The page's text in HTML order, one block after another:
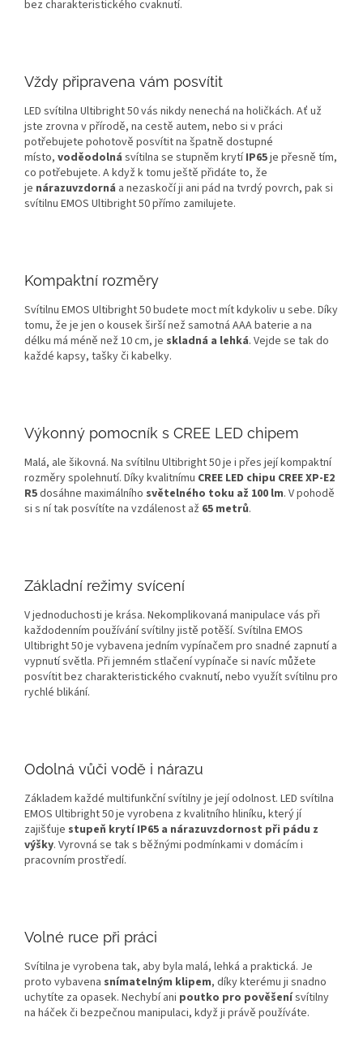
bez charakteristického cvaknutí.
Vždy připravena vám posvítit
LED svítilna Ultibright 50 vás nikdy nenechá na holičkách. Ať už
jste zrovna v přírodě, na cestě autem, nebo si v práci
potřebujete pohotově posvítit na špatně dostupné
místo, voděodolná svítilna se stupněm krytí IP65je přesně tím,
co potřebujete. A když k tomu ještě přidáte to, že
je nárazuvzdorná a nezaskočí ji ani pád na tvrdý povrch, pak si
svítilnu EMOS Ultibright 50 přímo zamilujete.
Kompaktní rozměry
Svítilnu EMOS Ultibright 50 budete moct mít kdykoliv u sebe. Díky
tomu, že je jen o kousek širší než samotná AAA baterie a na
délku má méně než 10 cm, je skladná a lehká. Vejde se tak do
každé kapsy, tašky či kabelky.
Výkonný pomocník s CREE LED chipem
Malá, ale šikovná. Na svítilnu Ultibright 50 je i přes její kompaktní
rozměry spolehnutí. Díky kvalitnímu CREE LED chipu CREE XP-E2
R5dosáhne maximálního světelného toku až 100 lm. V pohodě
si s ní tak posvítíte na vzdálenost až 65 metrů.
Základní režimy svícení
V jednoduchosti je krása. Nekomplikovaná manipulace vás při
každodenním používání svítilny jistě potěší. Svítilna EMOS
Ultibright 50 je vybavena jedním vypínačem pro snadné zapnutí a
vypnutí světla. Při jemném stlačení vypínače si navíc můžete
posvítit bez charakteristického cvaknutí, nebo využít svítilnu pro
rychlé blikání.
Odolná vůči vodě i nárazu
Základem každé multifunkční svítilny je její odolnost. LED svítilna
EMOS Ultibright 50 je vyrobena z kvalitního hliníku, který jí
zajišťuje stupeň krytí IP65 a nárazuvzdornost při pádu z
výšky. Vyrovná se tak s běžnými podmínkami v domácím i
pracovním prostředí.
Volné ruce při práci
Svítilna je vyrobena tak, aby byla malá, lehká a praktická. Je
proto vybavena snímatelným klipem, díky kterému ji snadno
uchytíte za opasek. Nechybí ani poutko pro pověšenísvítilny
na háček či bezpečnou manipulaci, když ji právě používáte.